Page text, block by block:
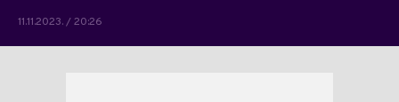
11.11.2023. / 20:26